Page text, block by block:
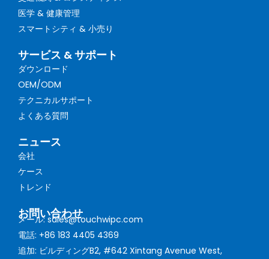
医学 & 健康管理
スマートシティ & 小売り
サービス & サポート
ダウンロード
OEM/ODM
テクニカルサポート
よくある質問
ニュース
会社
ケース
トレンド
お問い合わせ
メール: sales@touchwipc.com
電話: +86 183 4405 4369
追加: ビルディングB2, #642 Xintang Avenue West,